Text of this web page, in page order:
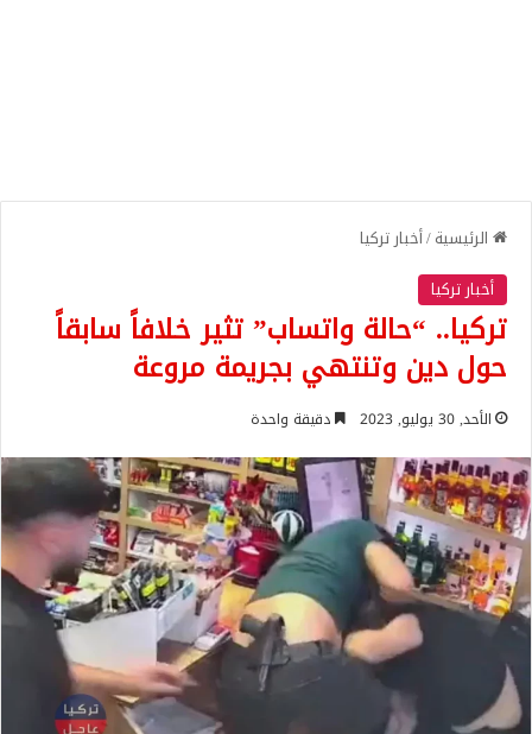
الرئيسية/أخبار تركيا
أخبار تركيا
تركيا.. “حالة واتساب” تثير خلافاً سابقاً
حول دين وتنتهي بجريمة مروعة
الأحد, 30 يوليو, 2023 دقيقة واحدة